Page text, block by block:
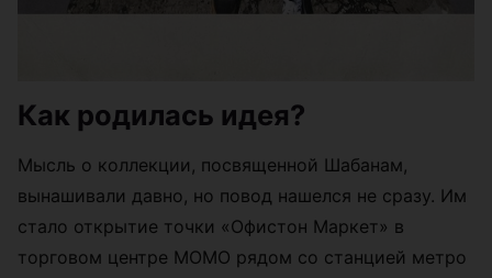
Как родилась идея?
Мысль о коллекции, посвященной Шабанам,
вынашивали давно, но повод нашелся не сразу. Им
стало открытие точки «Офистон Маркет» в
торговом центре МОМО рядом со станцией метро